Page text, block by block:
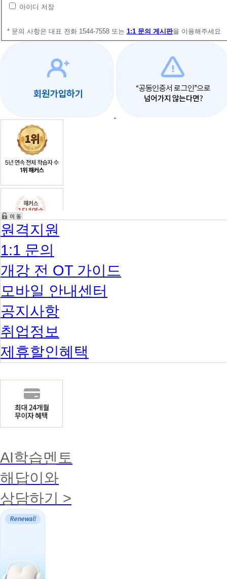
아이디 저장
* 문의 사항은 대표 전화 1544-7558 또는 1:1 문의 게시판을 이용해주세요
원격지원
1:1 문의
개강 전 OT 가이드
모바일 안내센터
공지사항
취업정보
제휴할인혜택
AI학습멘토
해답이와
상담하기 >